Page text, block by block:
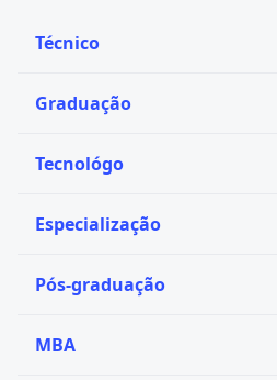
Técnico
Graduação
Tecnológo
Especialização
Pós-graduação
MBA